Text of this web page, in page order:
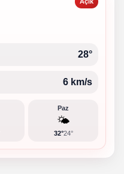
28°
6 km/s
Paz
🌤️
32°24°